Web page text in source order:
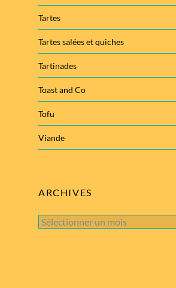
Tartes
Tartes salées et quiches
Tartinades
Toast and Co
Tofu
Viande
ARCHIVES
Archives